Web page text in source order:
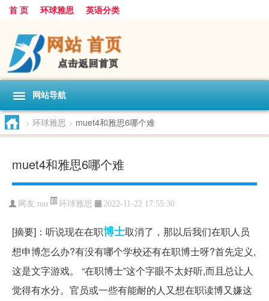
首 页 环球雅思 英语分类
网站导航
> 环球雅思 > muet4和雅思6哪个难
muet4和雅思6哪个难
网友:mu 环球雅思 2022-11-22 17:55:30
[摘要]：听说现在在职博士取消了，那以后我们在职人员
想申博怎么办?有没有哪个学校还有在职博士呀?首先定义,
这是文字游戏。 “在职博士”这个字眼不太好听,而且总让人
觉得有水分。官员或一些有能耐的人又想在职读博又嫌这